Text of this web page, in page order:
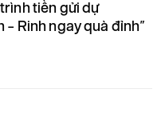
tiền gửi dự
Rinh ngay quà đỉnh”